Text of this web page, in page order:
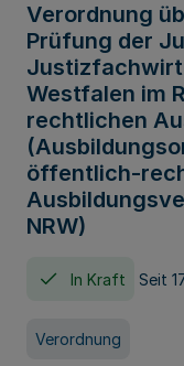
Verordnung
Prüfung der
Westfalen im
rechtlichen
öffentlich-
NRW)
In Kraft Seit
Verordnung